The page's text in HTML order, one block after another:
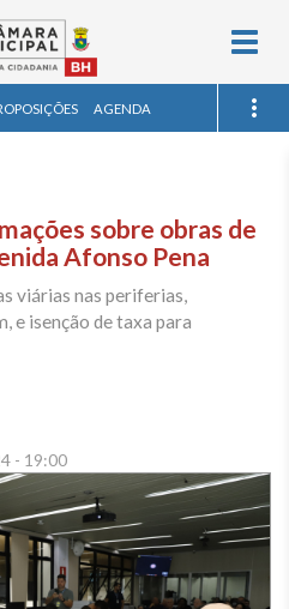
AGENDA
sobre obras de
Afonso Pena
viárias nas periferias,
e isenção de taxa para
- 19:00